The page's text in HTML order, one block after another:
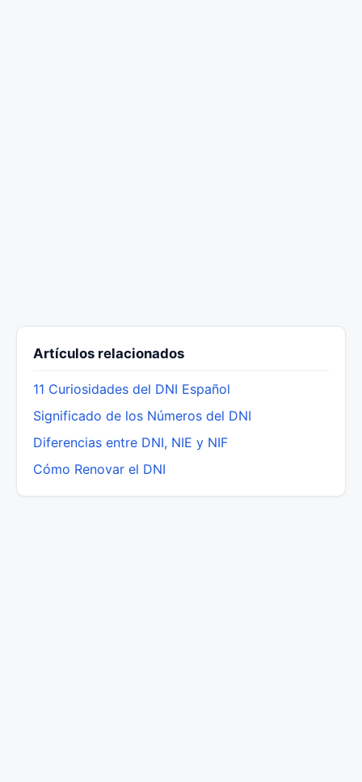
Artículos relacionados
11 Curiosidades del DNI Español
Significado de los Números del DNI
Diferencias entre DNI, NIE y NIF
Cómo Renovar el DNI